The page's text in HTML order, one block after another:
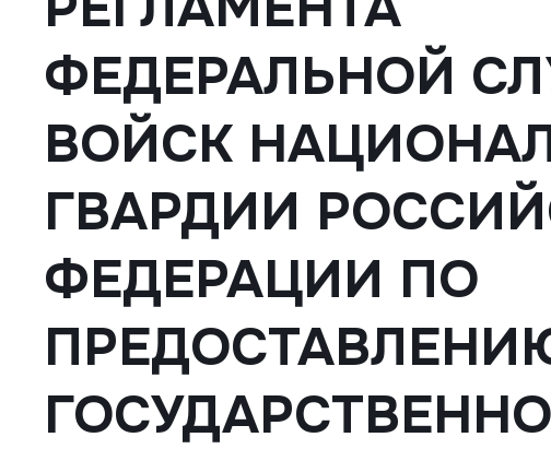
ФЕДЕРАЛЬНОЙ
ВОЙСК
ГВАРДИИ
ФЕДЕРАЦИИ ПО